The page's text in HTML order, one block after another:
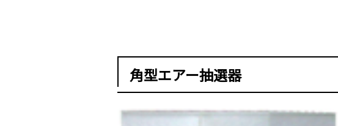
角型エアー抽選器